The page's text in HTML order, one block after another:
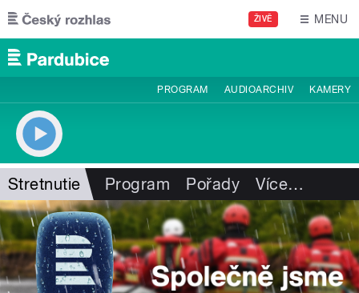
Přejít k hlavnímu obsahu
ŽIVĚ MENU
PROGRAM AUDIOARCHIV KAMERY
Stretnutie Program Pořady Více…